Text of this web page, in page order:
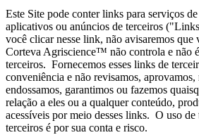
Este Site pode conter links para serviços
aplicativos ou anúncios de terceiros
você clicar nesse link, não avisaremos
Corteva Agriscience™ não controla e não
terceiros. Fornecemos esses links de
conveniência e não revisamos, aprovamos,
endossamos, garantimos ou fazemos
relação a eles ou a qualquer conteúdo,
acessíveis por meio desses links. O uso
terceiros é por sua conta e risco.